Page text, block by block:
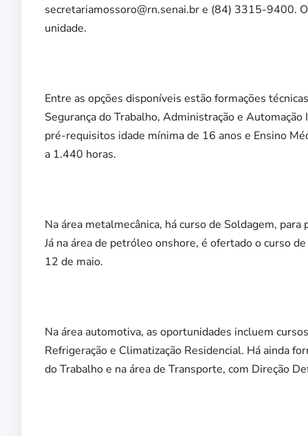
secretariamossoro@rn.senai.br e (84) 3315-9400.
unidade.
Entre as opções disponíveis estão formações
Segurança do Trabalho, Administração e
pré-requisitos idade mínima de 16 anos e Ensino
a 1.440 horas.
Na área metalmecânica, há curso de Soldagem,
Já na área de petróleo onshore, é ofertado o curso
12 de maio.
Na área automotiva, as oportunidades incluem
Refrigeração e Climatização Residencial. Há ainda
do Trabalho e na área de Transporte, com Direção